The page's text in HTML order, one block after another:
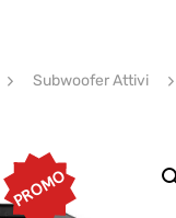
Subwoofer Attivi
PROMO